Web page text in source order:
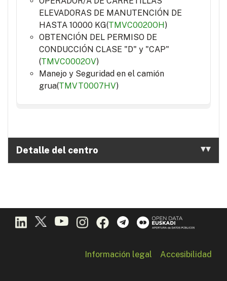
ELEVADORAS DE MANUTENCIÓN DE
HASTA 10000 KG(TMVC0020OH)
OBTENCIÓN DEL PERMISO DE
CONDUCCIÓN CLASE "D" y "CAP"
(TMVC0002OV)
Manejo y Seguridad en el camión
grua(TMVT0007HV)
Detalle del centro
Información legal Accesibilidad